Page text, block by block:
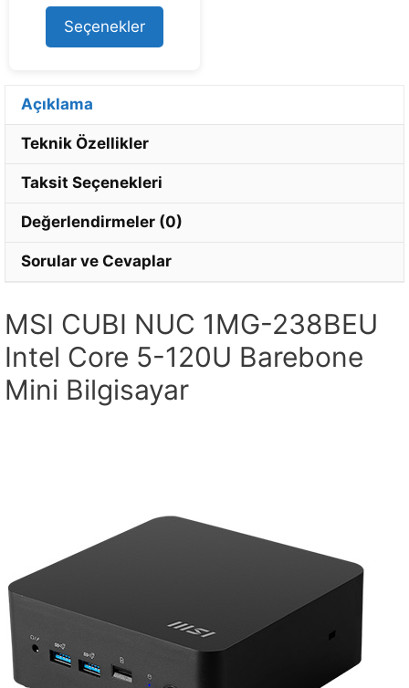
t
o
f
5
Seçenekler
Açıklama
Teknik Özellikler
Taksit Seçenekleri
Değerlendirmeler (0)
Sorular ve Cevaplar
MSI CUBI NUC 1MG-238BEU
Intel Core 5-120U Barebone
Mini Bilgisayar